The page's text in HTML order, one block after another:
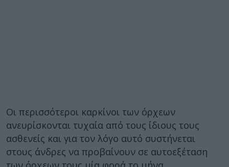
Οι περισσότεροι καρκίνοι των όρχεων
ανευρίσκονται τυχαία από τους ίδιους τους
ασθενείς και για τον λόγο αυτό συστήνεται
στους άνδρες να προβαίνουν σε αυτοεξέταση